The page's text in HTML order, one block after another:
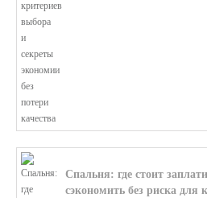
Спальня: где стоит
сэкономить без риска для